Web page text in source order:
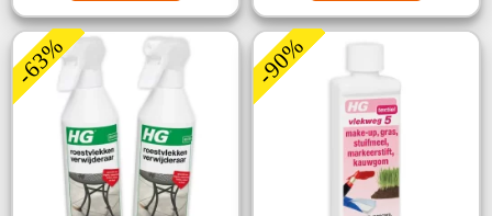
-63% -90%